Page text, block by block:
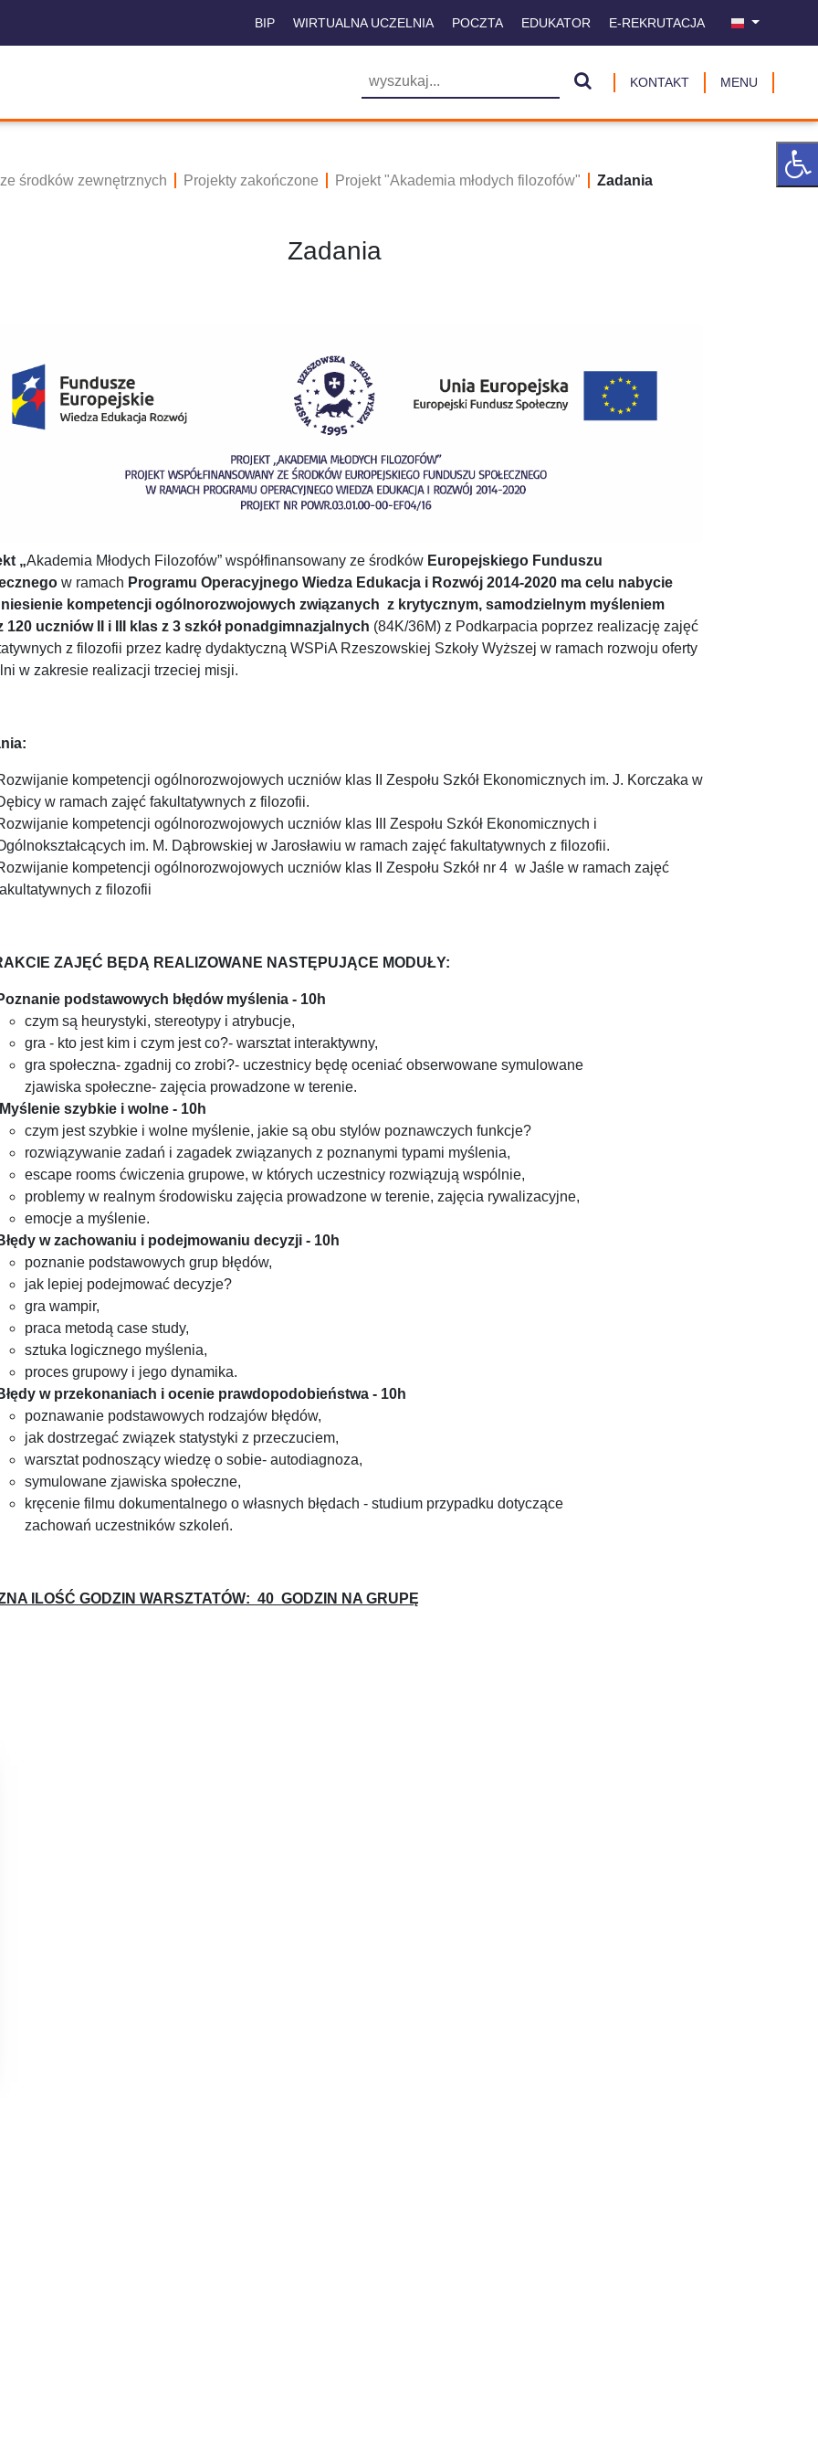
BIP WIRTUALNA UCZELNIA POCZTA EDUKATOR E-REKRUTACJA
KONTAKT MENU
środków zewnętrznych Projekty zakończone Projekt "Akademia młodych filozofów" Zadania
Zadania
„Akademia Młodych Filozofów” współfinansowany ze środków Europejskiego Funduszu
w ramach Programu Operacyjnego Wiedza Edukacja i Rozwój 2014-2020 ma celu nabycie
kompetencji ogólnorozwojowych związanych z krytycznym, samodzielnym myśleniem
120 uczniów II i III klas z 3 szkół ponadgimnazjalnych (84K/36M) z Podkarpacia poprzez realizację zajęć
z filozofii przez kadrę dydaktyczną WSPiA Rzeszowskiej Szkoły Wyższej w ramach rozwoju oferty
w zakresie realizacji trzeciej misji.
kompetencji ogólnorozwojowych uczniów klas II Zespołu Szkół Ekonomicznych im. J. Korczaka w
w ramach zajęć fakultatywnych z filozofii.
kompetencji ogólnorozwojowych uczniów klas III Zespołu Szkół Ekonomicznych i
im. M. Dąbrowskiej w Jarosławiu w ramach zajęć fakultatywnych z filozofii.
kompetencji ogólnorozwojowych uczniów klas II Zespołu Szkół nr 4 w Jaśle w ramach zajęć
z filozofii
ZAJĘĆ BĘDĄ REALIZOWANE NASTĘPUJĄCE MODUŁY:
podstawowych błędów myślenia - 10h
czym są heurystyki, stereotypy i atrybucje,
gra - kto jest kim i czym jest co?- warsztat interaktywny,
gra społeczna- zgadnij co zrobi?- uczestnicy będę oceniać obserwowane symulowane
zjawiska społeczne- zajęcia prowadzone w terenie.
szybkie i wolne - 10h
czym jest szybkie i wolne myślenie, jakie są obu stylów poznawczych funkcje?
rozwiązywanie zadań i zagadek związanych z poznanymi typami myślenia,
escape rooms ćwiczenia grupowe, w których uczestnicy rozwiązują wspólnie,
problemy w realnym środowisku zajęcia prowadzone w terenie, zajęcia rywalizacyjne,
emocje a myślenie.
w zachowaniu i podejmowaniu decyzji - 10h
poznanie podstawowych grup błędów,
jak lepiej podejmować decyzje?
gra wampir,
praca metodą case study,
sztuka logicznego myślenia,
proces grupowy i jego dynamika.
w przekonaniach i ocenie prawdopodobieństwa - 10h
poznawanie podstawowych rodzajów błędów,
jak dostrzegać związek statystyki z przeczuciem,
warsztat podnoszący wiedzę o sobie- autodiagnoza,
symulowane zjawiska społeczne,
kręcenie filmu dokumentalnego o własnych błędach - studium przypadku dotyczące
zachowań uczestników szkoleń.
ILOŚĆ GODZIN WARSZTATÓW: 40 GODZIN NA GRUPĘ